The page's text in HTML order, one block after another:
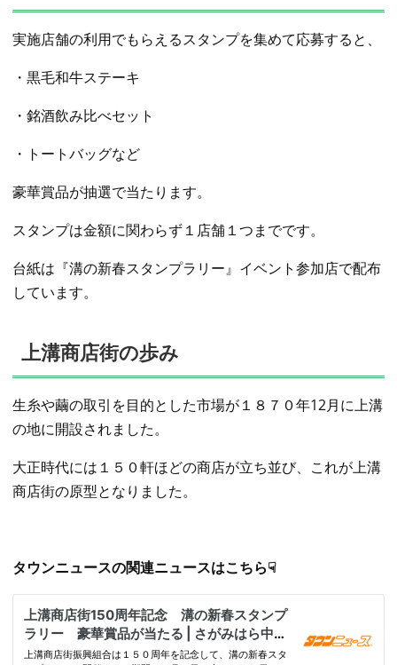
実施店舗の利用でもらえるスタンプを集めて応募すると、
・黒毛和牛ステーキ
・銘酒飲み比べセット
・トートバッグなど
豪華賞品が抽選で当たります。
スタンプは金額に関わらず１店舗１つまでです。
台紙は『溝の新春スタンプラリー』イベント参加店で配布
しています。
上溝商店街の歩み
生糸や繭の取引を目的とした市場が１８７０年12月に上溝
の地に開設されました。
大正時代には１５０軒ほどの商店が立ち並び、これが上溝
商店街の原型となりました。
タウンニュースの関連ニュースはこちら☟